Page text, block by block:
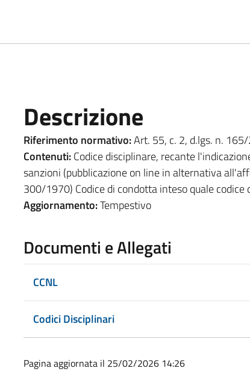
Descrizione
Riferimento normativo:Art. 55, c. 2, d.lgs. n.
Contenuti:Codice disciplinare, recante
sanzioni (pubblicazione on line in alternativa
300/1970) Codice di condotta inteso quale
Aggiornamento:Tempestivo
Documenti e Allegati
CCNL
Codici Disciplinari
Pagina aggiornata il 25/02/2026 14:26